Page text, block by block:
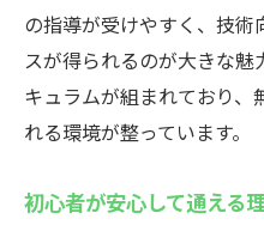
アゴルフスクール
少人数制の利点
一人ひとりに合わ
コミュニケーショ
の指導が受けやすく、技
スが得られるのが大きな魅
キュラムが組まれており、
れる環境が整っています。
初心者が安心して通える